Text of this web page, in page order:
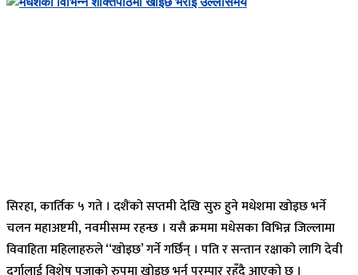
सिरहा, कार्तिक ५ गते । दशैंको सप्तमी देखि सुरु हुने मधेशमा खोइछ भर्ने
चलन महाअष्टमी, नवमीसम्म रहन्छ । यसै क्रममा मधेसका विभिन्न जिल्लामा
विवाहिता महिलाहरुले ‘‘खोइछ’ गर्ने गर्छिन् । पति र सन्तान रक्षाको लागि देवी